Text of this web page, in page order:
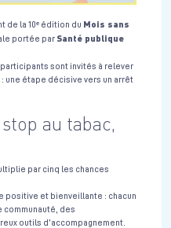
de la 10ᵉ édition du Mois sans
portée par Santé publique
sont invités à relever
une étape décisive vers un arrêt
au tabac,
par cinq les chances
positive et bienveillante : chacun
communauté, des
outils d’accompagnement.